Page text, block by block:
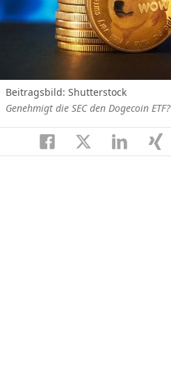
Beitragsbild: Shutterstock
Genehmigt die SEC den Dogecoin ETF?